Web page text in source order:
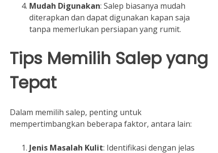
Mudah Digunakan: Salep biasanya mudah
diterapkan dan dapat digunakan kapan saja
tanpa memerlukan persiapan yang rumit.
Tips Memilih Salep yang
Tepat
Dalam memilih salep, penting untuk
mempertimbangkan beberapa faktor, antara lain:
Jenis Masalah Kulit: Identifikasi dengan jelas